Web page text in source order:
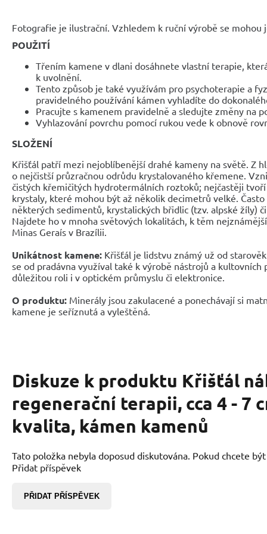
Fotografie je ilustrační. Vzhledem k ruční výrobě se
POUŽITÍ
Třením kamene v dlani dosáhnete vlastní terapie,
k uvolnění.
Tento způsob je také využívám pro psychoterapie a
pravidelného používání kámen vyhladíte do
Pracujte s kamenem pravidelně a sledujte změny na
Vyhlazování povrchu pomocí rukou vede k obnově
SLOŽENÍ
Křišťál patří mezi nejoblíbenější drahé kameny na světě. Z
o nejčistší průzračnou odrůdu krystalovaného křemene.
čistých křemičitých hydrotermálních roztoků; nejčastěji
krystaly, které mohou být až několik decimetrů velké.
některých sedimentů, krystalických břidlic (tzv. alpské žíly)
Najdete ho v mnoha světových lokalitách, k těm
Minas Geraís v Brazílii.
Unikátnost kamene: Křišťál je lidstvu známý už od
se od pradávna využíval také k výrobě nástrojů a kultovních
důležitou roli i v optickém průmyslu či elektronice.
O produktu: Minerály jsou zakulacené a ponechávají si
kamene je seříznutá a vyleštěná.
Diskuze k produktu Křišťál
regenerační terapii, cca 4 - 7
kvalita, kámen kamenů
Tato položka nebyla doposud diskutována. Pokud chcete
Přidat příspěvek
PŘIDAT PŘÍSPĚVEK